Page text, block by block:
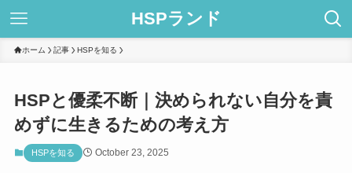
HSPランド
ホーム 記事 HSPを知る
HSPと優柔不断｜決められない自分を責
めずに生きるための考え方
HSPを知る October 23, 2025